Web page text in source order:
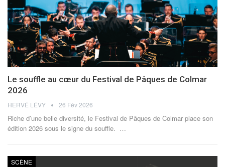
Le souffle au cœur du Festival de Pâques de Colmar
2026
HERVÉ LÉVY 26 Fév 2026
Riche d’une belle diversité, le Festival de Pâques de Colmar place son
édition 2026 sous le signe du souffle. …
SCÈNE